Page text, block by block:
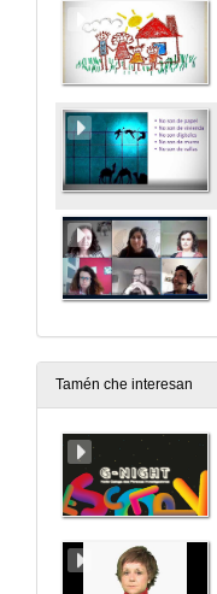
Tamén che interesan